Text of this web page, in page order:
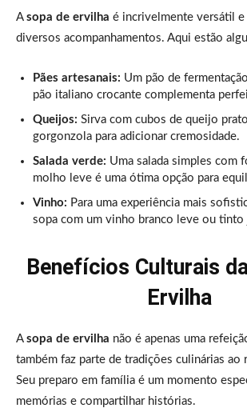
A sopa de ervilha é incrivelmente versátil e
diversos acompanhamentos. Aqui estão
Pães artesanais: Um pão de
pão italiano crocante complementa
Queijos: Sirva com cubos de queijo
gorgonzola para adicionar cremosidade.
Salada verde: Uma salada simples com
molho leve é uma ótima opção para
Vinho: Para uma experiência mais
sopa com um vinho branco leve ou tinto
Benefícios Culturais
Ervilha
A sopa de ervilha não é apenas uma
também faz parte de tradições culinárias ao
Seu preparo em família é um momento
memórias e compartilhar histórias.